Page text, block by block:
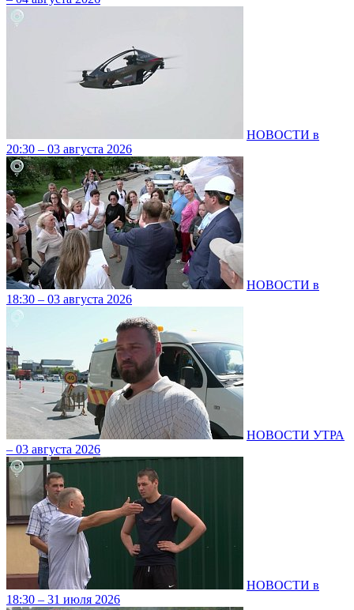
НОВОСТИ в
20:30 – 03 августа 2026
НОВОСТИ в
18:30 – 03 августа 2026
НОВОСТИ УТРА
– 03 августа 2026
НОВОСТИ в
18:30 – 31 июля 2026